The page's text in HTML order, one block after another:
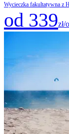
Wycieczka fakultatywna z
od 339zł/